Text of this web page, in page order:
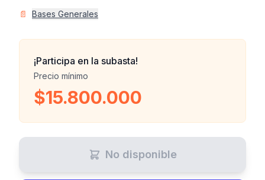
📄 Bases Generales
¡Participa en la subasta!
Precio mínimo
$15.800.000
No disponible